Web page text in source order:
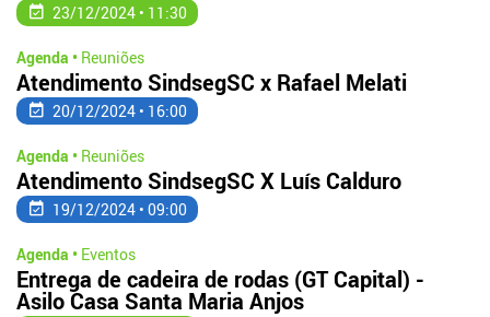
23/12/2024 • 11:30
Agenda • Reuniões
Atendimento SindsegSC x Rafael Melati
20/12/2024 • 16:00
Agenda • Reuniões
Atendimento SindsegSC X Luís Calduro
19/12/2024 • 09:00
Agenda • Eventos
Entrega de cadeira de rodas (GT Capital) -
Asilo Casa Santa Maria Anjos